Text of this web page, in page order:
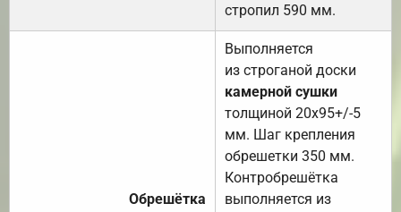
стропил 590 мм.
Обрешётка
Выполняется
из строганой доски
камерной сушки
толщиной 20х95+/-5
мм. Шаг крепления
обрешетки 350 мм.
Контробрешётка
выполняется из